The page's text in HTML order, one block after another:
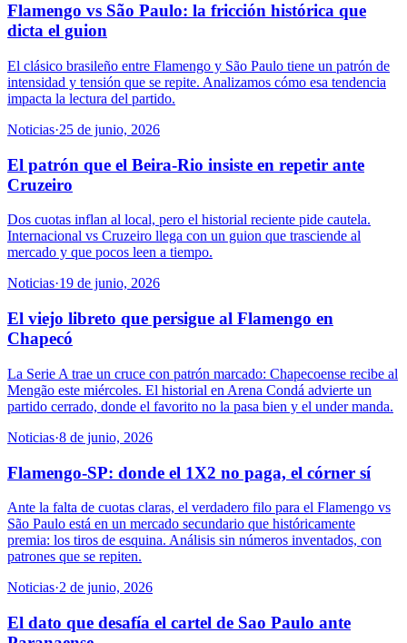
Flamengo vs São Paulo: la fricción histórica que
dicta el guion
El clásico brasileño entre Flamengo y São Paulo tiene un patrón de
intensidad y tensión que se repite. Analizamos cómo esa tendencia
impacta la lectura del partido.
Noticias·25 de junio, 2026
El patrón que el Beira-Rio insiste en repetir ante
Cruzeiro
Dos cuotas inflan al local, pero el historial reciente pide cautela.
Internacional vs Cruzeiro llega con un guion que trasciende al
mercado y que pocos leen a tiempo.
Noticias·19 de junio, 2026
El viejo libreto que persigue al Flamengo en
Chapecó
La Serie A trae un cruce con patrón marcado: Chapecoense recibe al
Mengão este miércoles. El historial en Arena Condá advierte un
partido cerrado, donde el favorito no la pasa bien y el under manda.
Noticias·8 de junio, 2026
Flamengo-SP: donde el 1X2 no paga, el córner sí
Ante la falta de cuotas claras, el verdadero filo para el Flamengo vs
São Paulo está en un mercado secundario que históricamente
premia: los tiros de esquina. Análisis sin números inventados, con
patrones que se repiten.
Noticias·2 de junio, 2026
El dato que desafía el cartel de Sao Paulo ante